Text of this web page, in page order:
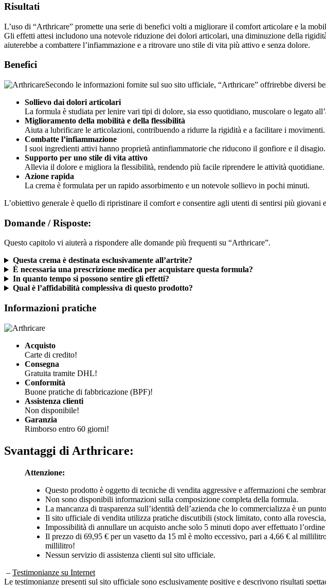
Risultati
L’uso di “Arthricare” promette una serie di benefici volti a migliorare il comfort articolare e la
Gli effetti attesi includono una notevole riduzione dei dolori articolari, una diminuzione della
aiuterebbe a combattere l’infiammazione e a ritrovare uno stile di vita più attivo e senza dolore.
Benefici
Secondo le informazioni fornite sul suo sito ufficiale, “Arthricare” offrirebbe diversi
Sollievo dai dolori articolari
La formula è studiata per lenire vari tipi di dolore, sia esso quotidiano, muscolare o legato
Miglioramento della mobilità e della flessibilità
Aiuta a lubrificare le articolazioni, contribuendo a ridurre la rigidità e a facilitare i movimenti.
Combatte l’infiammazione
I suoi ingredienti attivi hanno proprietà antinfiammatorie che riducono il gonfiore e il disagio.
Supporto per uno stile di vita attivo
Allevia il dolore e migliora la flessibilità, rendendo più facile riprendere le attività quotidiane.
Azione rapida
La crema è formulata per un rapido assorbimento e un notevole sollievo in pochi minuti.
L’obiettivo generale è quello di ripristinare il comfort e consentire agli utenti di sentirsi più giovani
Domande / Risposte:
Questo capitolo vi aiuterà a rispondere alle domande più frequenti su “Arthricare”.
Questa crema è destinata esclusivamente all’artrite?
È necessaria una prescrizione medica per acquistare questa formula?
In quanto tempo si possono sentire gli effetti?
Qual è l’affidabilità complessiva di questo prodotto?
Informazioni pratiche
Acquisto
Carte di credito!
Consegna
Gratuita tramite DHL!
Conformità
Buone pratiche di fabbricazione (BPF)!
Assistenza clienti
Non disponibile!
Garanzia
Rimborso entro 60 giorni!
Svantaggi di Arthricare:
Attenzione:
Questo prodotto è oggetto di tecniche di vendita aggressive e affermazioni che
Non sono disponibili informazioni sulla composizione completa della formula.
La mancanza di trasparenza sull’identità dell’azienda che lo commercializza è un
Il sito ufficiale di vendita utilizza pratiche discutibili (stock limitato, conto alla
Impossibilità di annullare un acquisto anche solo 5 minuti dopo aver effettuato
Il prezzo di 69,95 € per un vasetto da 15 ml è molto eccessivo, pari a 4,66 € al
millilitro!
Nessun servizio di assistenza clienti sul sito ufficiale.
– Testimonianze su Internet
Le testimonianze presenti sul sito ufficiale sono esclusivamente positive e descrivono risultati